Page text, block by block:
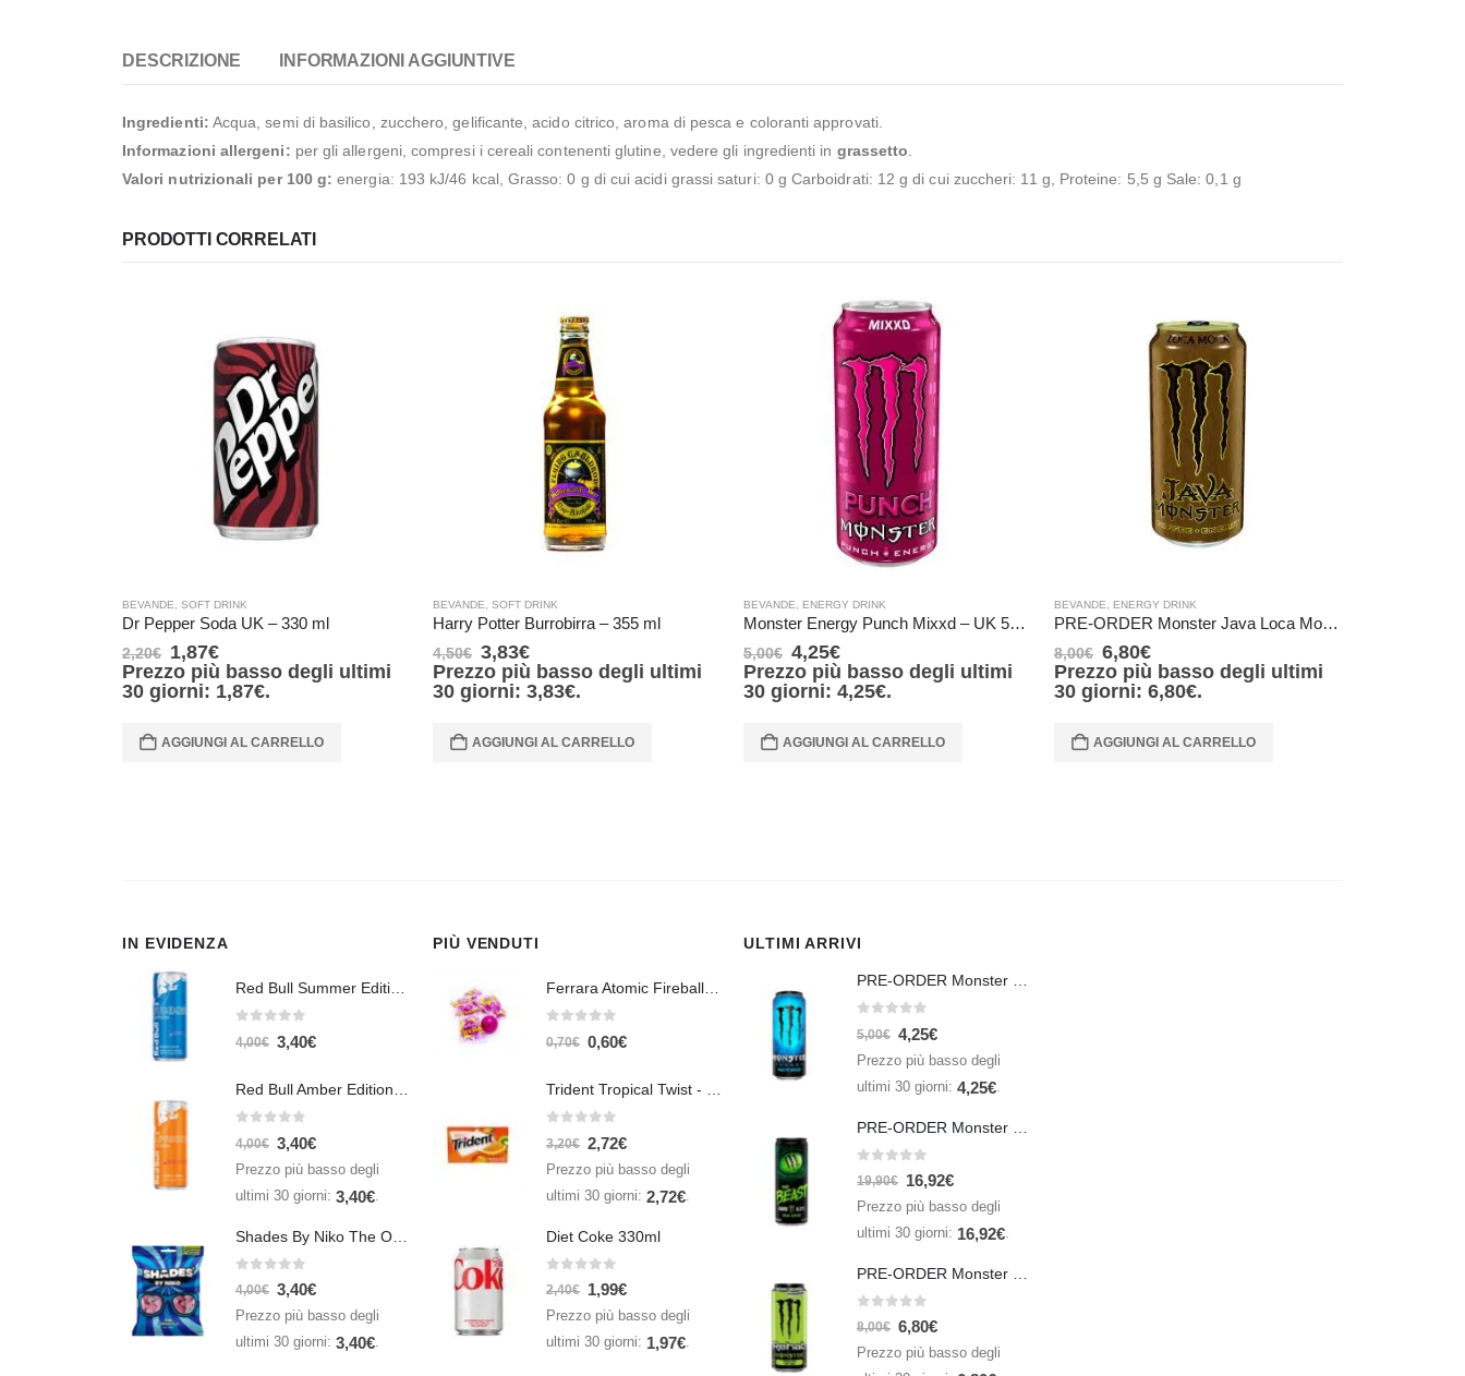
DESCRIZIONE INFORMAZIONI AGGIUNTIVE
Ingredienti: Acqua, semi di basilico, zucchero, gelificante, acido citrico, aroma di pesca e coloranti approvati.
Informazioni allergeni: per gli allergeni, compresi i cereali contenenti glutine, vedere gli ingredienti in grassetto.
Valori nutrizionali per 100 g: energia: 193 kJ/46 kcal, Grasso: 0 g di cui acidi grassi saturi: 0 g Carboidrati: 12 g di cui zuccheri: 11 g, Proteine: 5,5 g Sale: 0,1 g
PRODOTTI CORRELATI
BEVANDE, SOFT DRINK
Dr Pepper Soda UK – 330 ml
2,20€ 1,87€
Prezzo più basso degli ultimi
30 giorni: 1,87€.
AGGIUNGI AL CARRELLO
BEVANDE, SOFT DRINK
Harry Potter Burrobirra – 355 ml
4,50€ 3,83€
Prezzo più basso degli ultimi
30 giorni: 3,83€.
AGGIUNGI AL CARRELLO
BEVANDE, ENERGY DRINK
Monster Energy Punch Mixxd – UK 500 ml
5,00€ 4,25€
Prezzo più basso degli ultimi
30 giorni: 4,25€.
AGGIUNGI AL CARRELLO
BEVANDE, ENERGY DRINK
PRE-ORDER Monster Java Loca Moca Energy – USA – (TAB black) – 443 ml IN ARRIVO IL 28 Agosto
8,00€ 6,80€
Prezzo più basso degli ultimi
30 giorni: 6,80€.
AGGIUNGI AL CARRELLO
IN EVIDENZA
Red Bull Summer Edition Juneberry 250 ml
4,00€ 3,40€
Red Bull Amber Edition Apricot Strawberry 250ml – Energy Drink Albicocca e Fragola
4,00€ 3,40€
Prezzo più basso degli
ultimi 30 giorni: 3,40€
4,00€ 3,40€
Prezzo più basso degli
ultimi 30 giorni: 3,40€
PIÙ VENDUTI
Ferrara Atomic Fireballs Cinnamon 1 Piece - 5 gr
0,70€ 0,60€
Trident Tropical Twist - 26,6 gr
3,20€ 2,72€
Prezzo più basso degli
ultimi 30 giorni: 2,72€
Diet Coke 330ml
2,40€ 1,99€
Prezzo più basso degli
ultimi 30 giorni: 1,97€
ULTIMI ARRIVI
PRE-ORDER Monster Energy Nitro Blue Flash PL 500 ml IN ARRIVO IL 21 SETTEMBRE
5,00€ 4,25€
Prezzo più basso degli
ultimi 30 giorni: 4,25€
19,90€ 16,92€
Prezzo più basso degli
ultimi 30 giorni: 16,92€
Su 5
8,00€ 6,80€
Prezzo più basso degli